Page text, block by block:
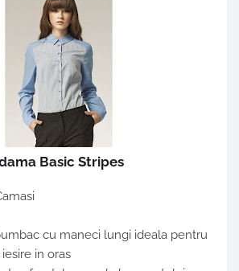
Basic Stripes
cu maneci lungi ideala pentru
in oras